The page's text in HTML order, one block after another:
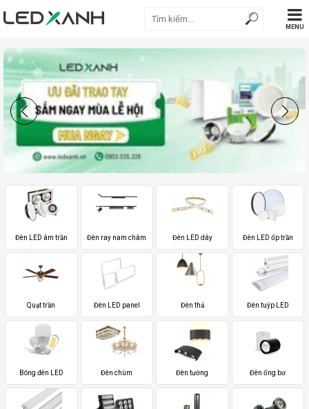
MENU
Đèn LED âm trần Đèn ray nam châm Đèn LED dây Đèn LED ốp trần
Quạt trần Đèn LED panel Đèn thả Đèn tuýp LED
Bóng đèn LED Đèn chùm Đèn tường Đèn ống bơ